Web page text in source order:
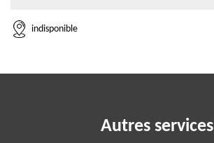
indisponible
Autres services